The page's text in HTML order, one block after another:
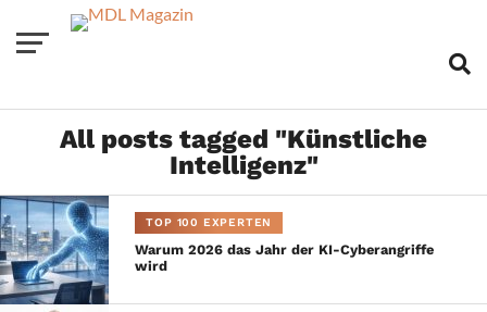
All posts tagged "Künstliche
Intelligenz"
TOP 100 EXPERTEN
Warum 2026 das Jahr der KI-Cyberangriffe
wird